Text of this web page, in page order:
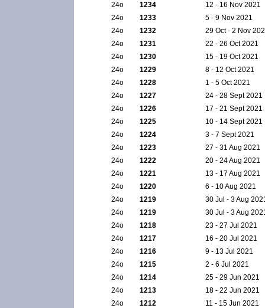
24ο
1234
12 - 16 Nov 2021
24ο
1233
5 - 9 Nov 2021
24ο
1232
29 Oct - 2 Nov
24ο
1231
22 - 26 Oct 2021
24ο
1230
15 - 19 Oct 2021
24ο
1229
8 - 12 Oct 2021
24ο
1228
1 - 5 Oct 2021
24ο
1227
24 - 28 Sept 2021
24ο
1226
17 - 21 Sept 2021
24ο
1225
10 - 14 Sept 2021
24ο
1224
3 - 7 Sept 2021
24ο
1223
27 - 31 Aug 2021
24ο
1222
20 - 24 Aug 2021
24ο
1221
13 - 17 Aug 2021
24ο
1220
6 - 10 Aug 2021
24ο
1219
30 Jul - 3 Aug
24ο
1219
30 Jul - 3 Aug
24ο
1218
23 - 27 Jul 2021
24ο
1217
16 - 20 Jul 2021
24ο
1216
9 - 13 Jul 2021
24ο
1215
2 - 6 Jul 2021
24ο
1214
25 - 29 Jun 2021
24ο
1213
18 - 22 Jun 2021
24ο
1212
11 - 15 Jun 2021